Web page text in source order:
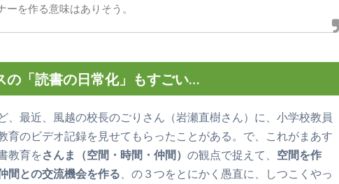
ーを作る意味はありそう。
の「読書の日常化」もすごい…
、最近、風越の校長のごりさん（岩瀬直樹さん）に、小学校教員
育のビデオ記録を見せてもらったことがある。で、これがまあす
教育を さんま（空間・時間・仲間） の観点で捉えて、 空間を作
間との交流機会を作る 、の３つをとにかく愚直に、しつこくやっ